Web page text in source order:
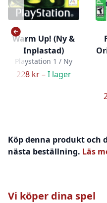
Warm Up! (Ny &
Inplastad)
Playstation 1 / Ny
228 kr –I lager
Köp denna produkt och
nästa beställning. Läs
Vi köper dina spel